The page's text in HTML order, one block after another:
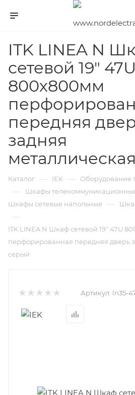
ITK LINEA N
сетевой 19" 47U
800х800мм
передняя
задняя
Каталог — IEK — Оборудование
— Шкафы
Шкафы сетевые напольные —
—
ITK LINEA N Шкаф сетевой 19" 47U
перфорированная передняя дверь
серый
Артикул: ln35-